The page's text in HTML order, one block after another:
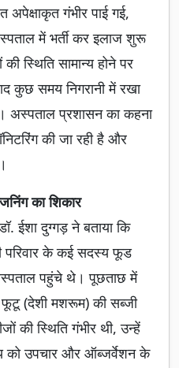
गंभीर पाई गई,
में भर्ती कर इलाज शुरू
स्थिति सामान्य होने पर
कुछ समय निगरानी में रखा
अस्पताल प्रशासन का कहना
की जा रही है और
का शिकार
ईशा दुग्गड़ ने बताया कि
परिवार के कई सदस्य फूड
पहुंचे थे। पूछताछ में
फूटू (देशी मशरूम) की सब्जी
की स्थिति गंभीर थी, उन्हें
को उपचार और ऑब्जर्वेशन के